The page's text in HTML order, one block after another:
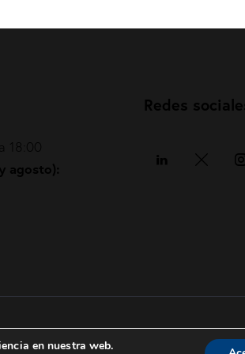
18:00
agosto):
Redes
Política de privacidad Política de cookies|
en nuestra web.